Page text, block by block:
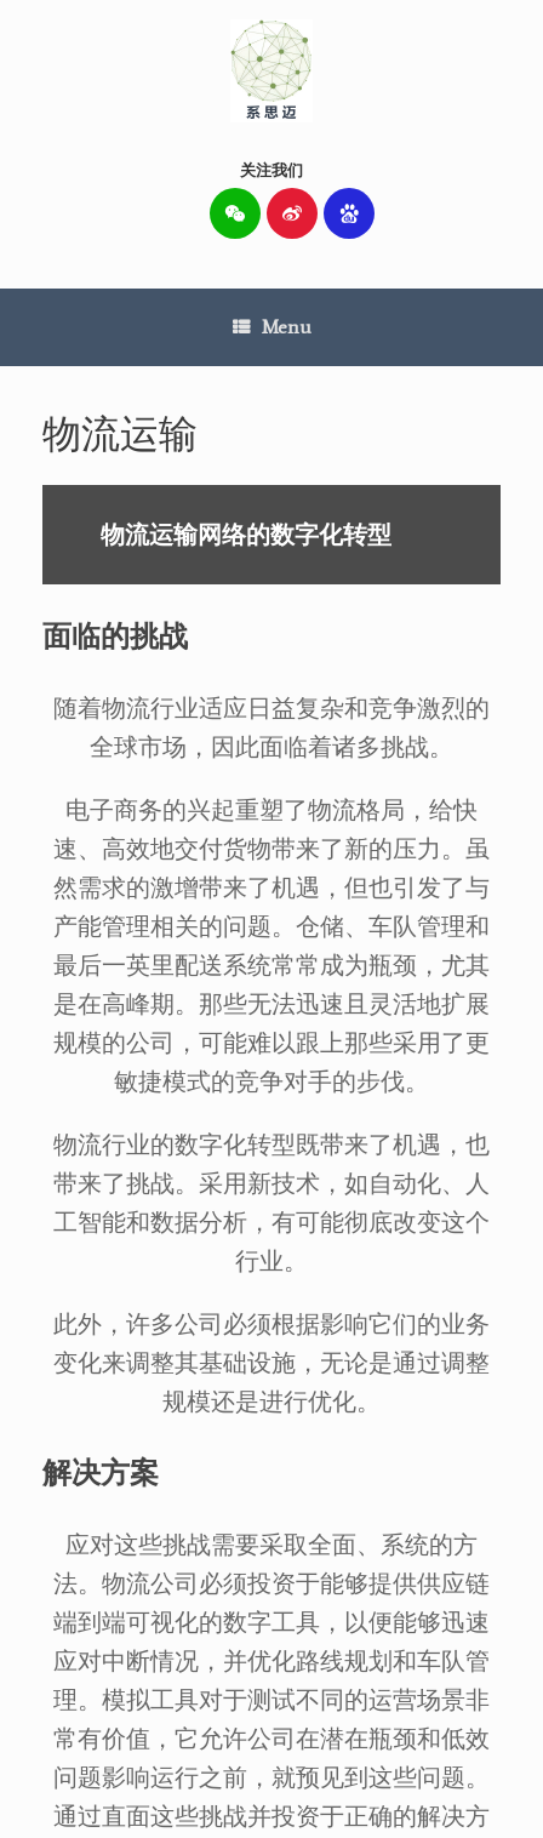
关注我们
Menu
物流运输
物流运输网络的数字化转型
面临的挑战
随着物流行业适应日益复杂和竞争激烈的
全球市场，因此面临着诸多挑战。
电子商务的兴起重塑了物流格局，给快
速、高效地交付货物带来了新的压力。虽
然需求的激增带来了机遇，但也引发了与
产能管理相关的问题。仓储、车队管理和
最后一英里配送系统常常成为瓶颈，尤其
是在高峰期。那些无法迅速且灵活地扩展
规模的公司，可能难以跟上那些采用了更
敏捷模式的竞争对手的步伐。
物流行业的数字化转型既带来了机遇，也
带来了挑战。采用新技术，如自动化、人
工智能和数据分析，有可能彻底改变这个
行业。
此外，许多公司必须根据影响它们的业务
变化来调整其基础设施，无论是通过调整
规模还是进行优化。
解决方案
应对这些挑战需要采取全面、系统的方
法。物流公司必须投资于能够提供供应链
端到端可视化的数字工具，以便能够迅速
应对中断情况，并优化路线规划和车队管
理。模拟工具对于测试不同的运营场景非
常有价值，它允许公司在潜在瓶颈和低效
问题影响运行之前，就预见到这些问题。
通过直面这些挑战并投资于正确的解决方